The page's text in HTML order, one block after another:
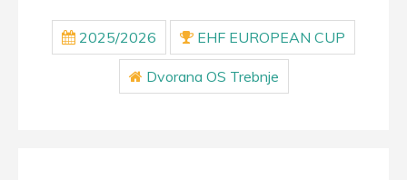
2025/2026 EHF EUROPEAN CUP
Dvorana OS Trebnje